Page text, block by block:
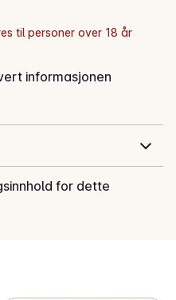
til personer over 18 år
informasjonen
for dette